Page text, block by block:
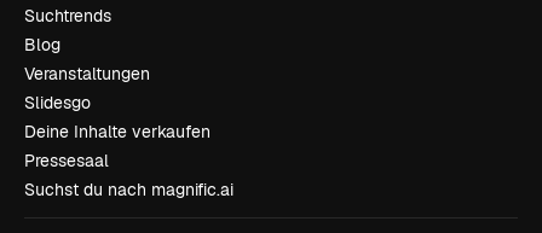
Suchtrends
Blog
Veranstaltungen
Slidesgo
Deine Inhalte verkaufen
Pressesaal
Suchst du nach magnific.ai